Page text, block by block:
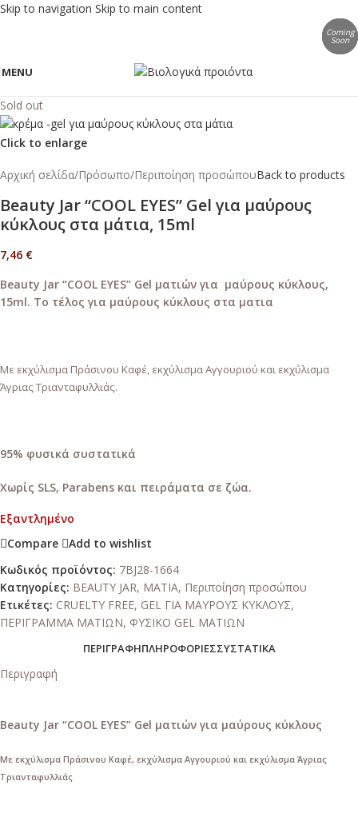
Skip to navigation Skip to main content
MENU
Sold out
Click to enlarge
Αρχική σελίδα/Πρόσωπο/Περιποίηση προσώπουBack to products
Beauty Jar “COOL EYES” Gel για μαύρους
κύκλους στα μάτια, 15ml
7,46 €
Beauty Jar “COOL EYES” Gel ματιών για μαύρους κύκλους,
15ml. To τέλος για μαύρους κύκλους στα ματια
Με εκχύλισμα Πράσινου Καφέ, εκχύλισμα Αγγουριού και εκχύλισμα
Άγριας Τριανταφυλλιάς.
95% φυσικά συστατικά
Χωρίς SLS, Parabens και πειράματα σε ζώα.
Εξαντλημένο
Compare
Add to wishlist
Κωδικός προϊόντος: 7BJ28-1664
Κατηγορίες: BEAUTY JAR, ΜΑΤΙΑ, Περιποίηση προσώπου
Ετικέτες: CRUELTY FREE, GEL ΓΙΑ ΜΑΥΡΟΥΣ ΚΥΚΛΟΥΣ,
ΠΕΡΙΓΡΑΜΜΑ ΜΑΤΙΩΝ, ΦΥΣΙΚΟ GEL ΜΑΤΙΩΝ
ΠΕΡΙΓΡΑΦΉΠΛΗΡΟΦΟΡΊΕΣΣΥΣΤΑΤΙΚΆ
Περιγραφή
Beauty Jar “COOL EYES” Gel ματιών για μαύρους κύκλους
Με εκχύλισμα Πράσινου Καφέ, εκχύλισμα Αγγουριού και εκχύλισμα Άγριας
Τριανταφυλλιάς
Coming
Soon
Coming
Soon
Coming
Soon